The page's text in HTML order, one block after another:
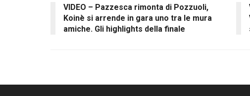
VIDEO – Pazzesca rimonta di Pozzuoli,
Koinè si arrende in gara uno tra le mura
amiche. Gli highlights della finale